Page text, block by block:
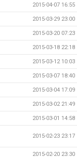
2015-04-07 16:55
2015-03-29 23:00
2015-03-20 07:23
2015-03-18 22:18
2015-03-12 10:03
2015-03-07 18:40
2015-03-04 17:09
2015-03-02 21:49
2015-03-01 14:58
2015-02-23 23:17
2015-02-20 23:30